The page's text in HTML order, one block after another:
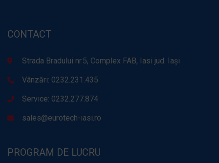
CONTACT
Strada Bradului nr.5, Complex FAB, Iasi jud. Iași
Vânzări: 0232.231.435
Service: 0232.277.874
sales@eurotech-iasi.ro
PROGRAM DE LUCRU